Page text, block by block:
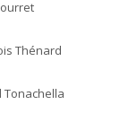
Thénard
Tonachella